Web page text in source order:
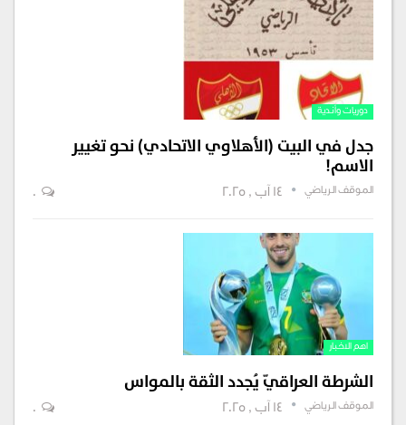
دوريات وأندية
جدل في البيت (الأهلاوي الاتحادي) نحو تغيير
الاسم!
الموقف الرياضي 14 آب , 2025 0
اهم الاخبار
الشرطة العراقيّ يُجدد الثقة بالمواس
الموقف الرياضي 14 آب , 2025 0